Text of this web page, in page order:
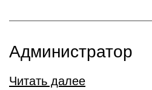
Администратор
Читать далее